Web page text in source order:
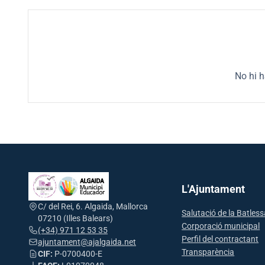
No hi
C/ del Rei, 6. Algaida, Mallorca
07210 (Illes Balears)
(+34) 971 12 53 35
ajuntament@ajalgaida.net
CIF: P-0700400-E
L'Ajuntament
Salutació de la
Corporació municipal
Perfil del contractant
Transparència